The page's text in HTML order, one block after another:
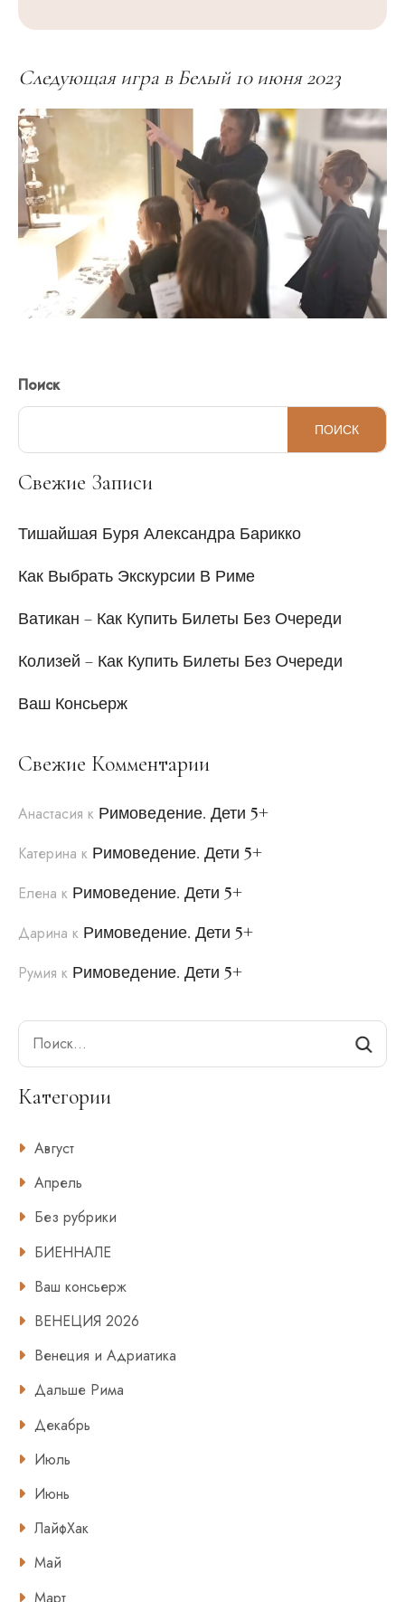
Следующая игра в Белый 10 июня 2023
Поиск
ПОИСК
Свежие Записи
Тишайшая Буря Александра Барикко
Как Выбрать Экскурсии В Риме
Ватикан – Как Купить Билеты Без Очереди
Колизей – Как Купить Билеты Без Очереди
Ваш Консьерж
Свежие Комментарии
Анастасия к Римоведение. Дети 5+
Катерина к Римоведение. Дети 5+
Елена к Римоведение. Дети 5+
Дарина к Римоведение. Дети 5+
Румия к Римоведение. Дети 5+
Search
Категории
Август
Апрель
Без рубрики
БИЕННАЛЕ
Ваш консьерж
ВЕНЕЦИЯ 2026
Венеция и Адриатика
Дальше Рима
Декабрь
Июль
Июнь
ЛайфХак
Май
Март